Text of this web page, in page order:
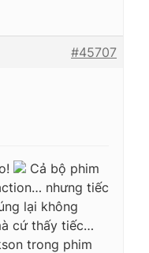
#45707
Cả bộ phim
nhưng tiếc
lại không
cứ thấy tiếc…
trong phim